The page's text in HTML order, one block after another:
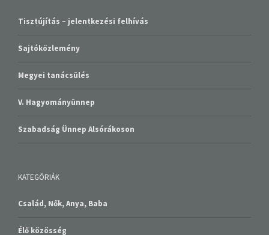
Tisztújítás – jelentkezési felhívás
Sajtóközlemény
Megyei tanácsülés
V. Hagyományünnep
Szabadság Ünnep Alsórákoson
KATEGÓRIÁK
Család, Nők, Anya, Baba
Élő közösség